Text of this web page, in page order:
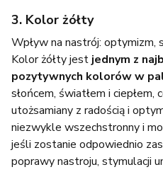
3. Kolor żółty
Wpływ na nastrój: optymizm,
Kolor żółty jest jednym z
pozytywnych kolorów w
słońcem, światłem i
utożsamiany z radością i
niezwykle wszechstronny i
jeśli zostanie odpowiednio
poprawy nastroju, stymulacji